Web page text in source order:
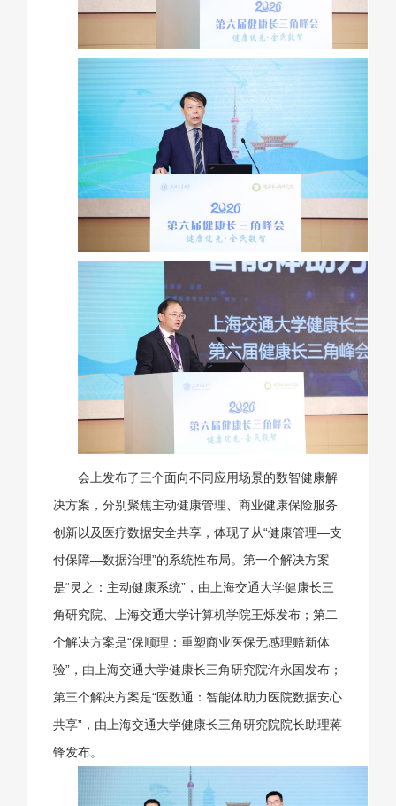
会上发布了三个面向不同应用场景的数智健康解
决方案，分别聚焦主动健康管理、商业健康保险服务
创新以及医疗数据安全共享，体现了从“健康管理—支
付保障—数据治理”的系统性布局。第一个解决方案
是“灵之：主动健康系统”，由上海交通大学健康长三
角研究院、上海交通大学计算机学院王烁发布；第二
个解决方案是“保顺理：重塑商业医保无感理赔新体
验”，由上海交通大学健康长三角研究院许永国发布；
第三个解决方案是“医数通：智能体助力医院数据安心
共享”，由上海交通大学健康长三角研究院院长助理蒋
锋发布。